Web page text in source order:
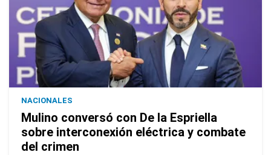
NACIONALES
Mulino conversó con De la Espriella
sobre interconexión eléctrica y combate
del crimen